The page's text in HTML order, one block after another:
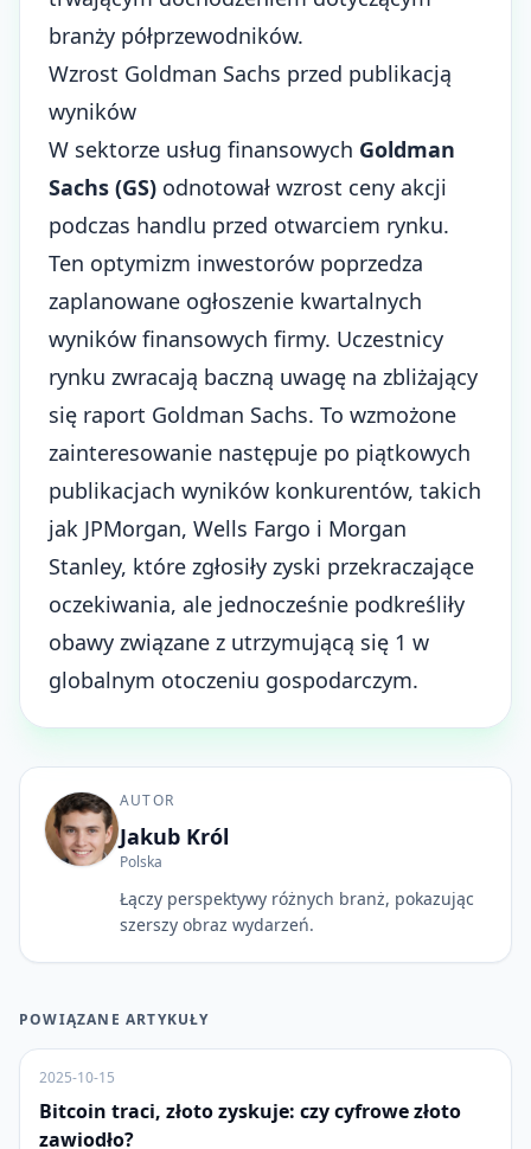
branży półprzewodników.
Wzrost Goldman Sachs przed publikacją
wyników
W sektorze usług finansowych Goldman
Sachs (GS) odnotował wzrost ceny akcji
podczas handlu przed otwarciem rynku.
Ten optymizm inwestorów poprzedza
zaplanowane ogłoszenie kwartalnych
wyników finansowych firmy. Uczestnicy
rynku zwracają baczną uwagę na zbliżający
się raport Goldman Sachs. To wzmożone
zainteresowanie następuje po piątkowych
publikacjach wyników konkurentów, takich
jak JPMorgan, Wells Fargo i Morgan
Stanley, które zgłosiły zyski przekraczające
oczekiwania, ale jednocześnie podkreśliły
obawy związane z utrzymującą się 1 w
globalnym otoczeniu gospodarczym.
AUTOR
Jakub Król
Polska
Łączy perspektywy różnych branż, pokazując
szerszy obraz wydarzeń.
POWIĄZANE ARTYKUŁY
2025-10-15
Bitcoin traci, złoto zyskuje: czy cyfrowe złoto
zawiodło?